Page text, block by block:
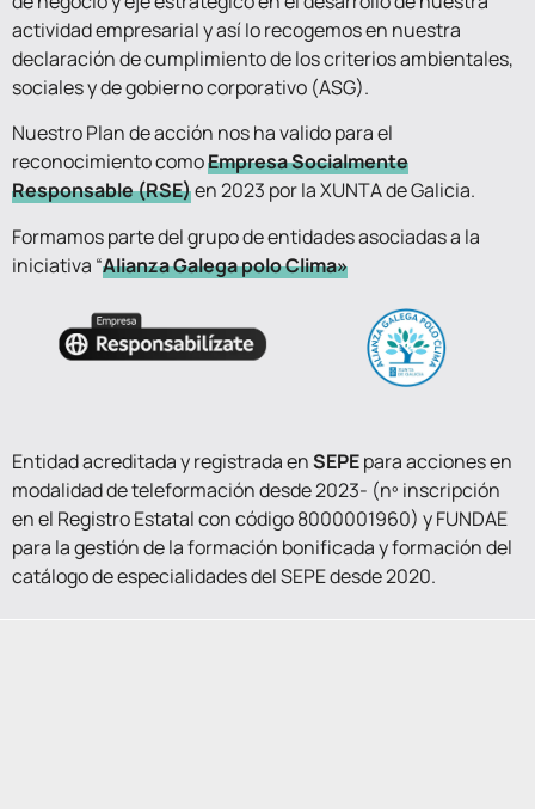
actividad empresarial y así lo recogemos en nuestra
declaración de cumplimiento de los criterios ambientales,
sociales y de gobierno corporativo (ASG).
Nuestro Plan de acción nos ha valido para el
reconocimiento comoEmpresa Socialmente
Responsable (RSE)en 2023 por la XUNTA de Galicia.
Formamos parte del grupo de entidades asociadas a la
iniciativa “Alianza Galega polo Clima»
Entidad acreditada y registrada enSEPEpara acciones en
modalidad de teleformación desde 2023- (nº inscripción
en el Registro Estatal con código 8000001960) y FUNDAE
para la gestión de la formación bonificada y formación del
catálogo de especialidades del SEPE desde 2020.